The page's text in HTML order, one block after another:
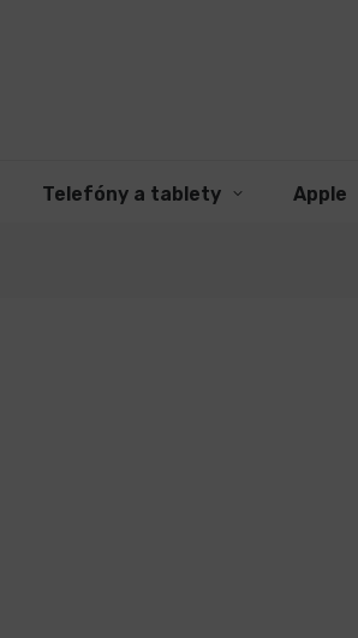
Telefóny a tablety Apple